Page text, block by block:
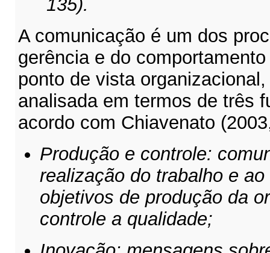
135).
A comunicação é um dos
gerência e do
ponto de vista
analisada em termos de três
acordo com Chiavenato
Produção e controle:
realização do trabalho e
objetivos de produção da
controle a qualidade;